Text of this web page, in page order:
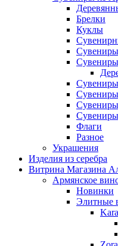
Брелки
Куклы
Сувениры
Флаги
Разное
Украшения
Изделия из серебра
Витрина Магазина
Армянское
Новинки
Элитные